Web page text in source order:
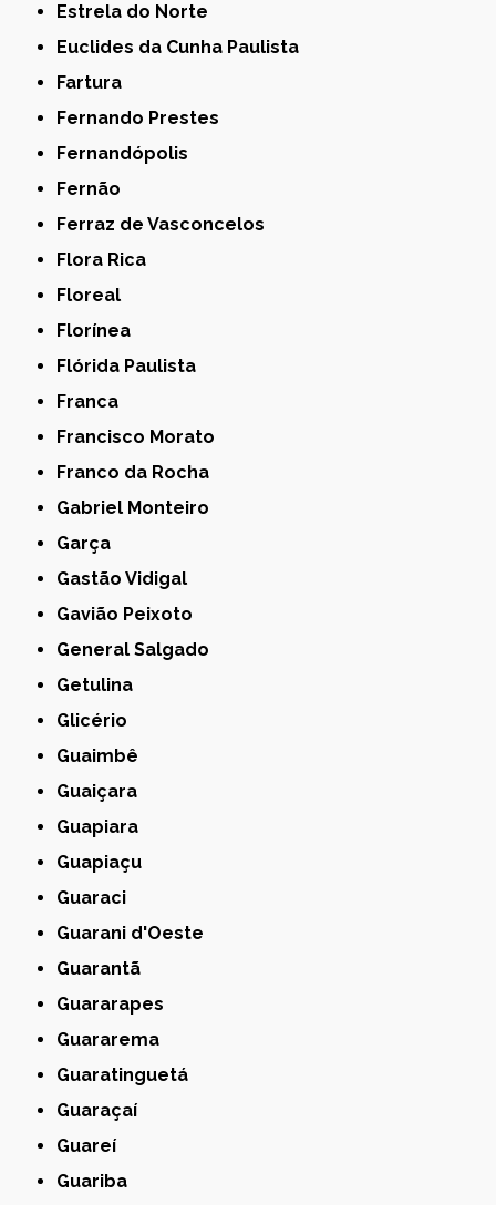
Estrela do Norte
Euclides da Cunha Paulista
Fartura
Fernando Prestes
Fernandópolis
Fernão
Ferraz de Vasconcelos
Flora Rica
Floreal
Florínea
Flórida Paulista
Franca
Francisco Morato
Franco da Rocha
Gabriel Monteiro
Garça
Gastão Vidigal
Gavião Peixoto
General Salgado
Getulina
Glicério
Guaimbê
Guaiçara
Guapiara
Guapiaçu
Guaraci
Guarani d'Oeste
Guarantã
Guararapes
Guararema
Guaratinguetá
Guaraçaí
Guareí
Guariba